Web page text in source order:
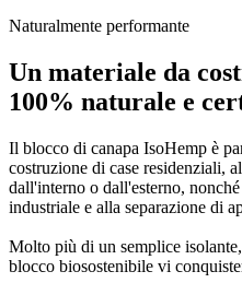
Naturalmente performante
Un materiale da
100% naturale e
Il blocco di canapa IsoHemp è
costruzione di case residenziali,
dall'interno o dall'esterno,
industriale e alla separazione di
Molto più di un semplice
blocco biosostenibile vi